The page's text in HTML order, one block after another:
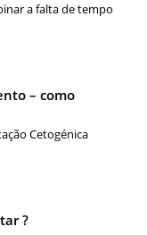
a falta de tempo
– como
Cetogénica
?